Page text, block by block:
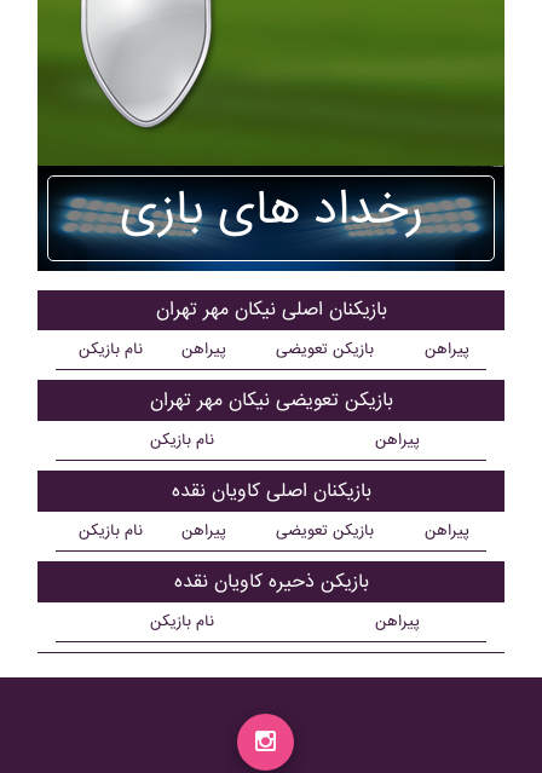
رخداد های بازی
بازیکنان اصلی نيکان مهر تهران
نام بازیکن پیراهن بازیکن تعویضی پیراهن
بازیکن تعویضی نيکان مهر تهران
نام بازیکن پیراهن
بازیکنان اصلی کاويان نقده
نام بازیکن پیراهن بازیکن تعویضی پیراهن
بازیکن ذحیره کاويان نقده
نام بازیکن پیراهن